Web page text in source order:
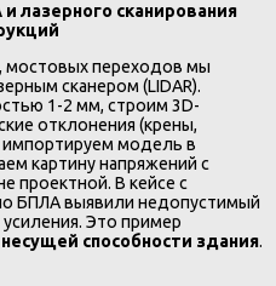
лазерного сканирования
мостовых переходов мы
сканером (LIDAR).
1-2 мм, строим 3D-
отклонения (крены,
импортируем модель в
картину напряжений с
проектной. В кейсе с
БПЛА выявили недопустимый
Это пример
способности здания.